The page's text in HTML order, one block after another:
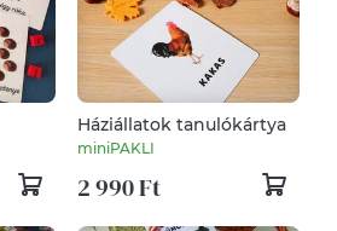
Háziállatok tanulókártya
miniPAKLI
2 990 Ft